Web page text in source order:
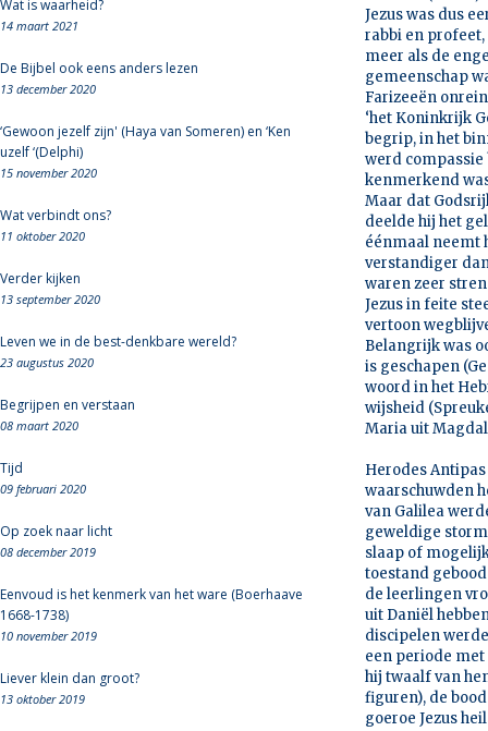
Wat is waarheid?
14 maart 2021
De Bijbel ook eens anders lezen
13 december 2020
‘Gewoon jezelf zijn' (Haya van Someren) en ‘Ken
uzelf ‘(Delphi)
15 november 2020
Wat verbindt ons?
11 oktober 2020
Verder kijken
13 september 2020
Leven we in de best-denkbare wereld?
23 augustus 2020
Begrijpen en verstaan
08 maart 2020
Tijd
09 februari 2020
Op zoek naar licht
08 december 2019
Eenvoud is het kenmerk van het ware (Boerhaave
1668-1738)
10 november 2019
Liever klein dan groot?
13 oktober 2019
Jezus was dus
rabbi en profeet,
meer als de
gemeenschap
Farizeeën
‘het Koninkrijk
begrip, in het
werd compassie
kenmerkend
Maar dat
deelde hij het
éénmaal neemt
verstandiger
waren zeer
Jezus in feite
vertoon
Belangrijk was
is geschapen
woord in het
wijsheid
Maria uit
Herodes
waarschuwden
van Galilea
geweldige
slaap of
toestand
de leerlingen
uit Daniël
discipelen
een periode met
hij twaalf van
figuren), de
goeroe Jezus